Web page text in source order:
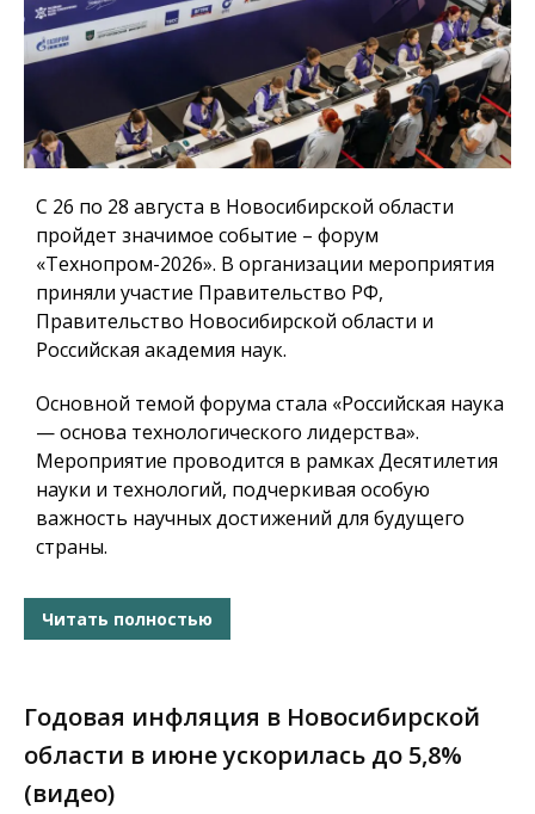
С 26 по 28 августа в Новосибирской области
пройдет значимое событие – форум
«Технопром-2026». В организации мероприятия
приняли участие Правительство РФ,
Правительство Новосибирской области и
Российская академия наук.
Основной темой форума стала «Российская наука
— основа технологического лидерства».
Мероприятие проводится в рамках Десятилетия
науки и технологий, подчеркивая особую
важность научных достижений для будущего
страны.
Читать полностью
Годовая инфляция в Новосибирской
области в июне ускорилась до 5,8%
(видео)